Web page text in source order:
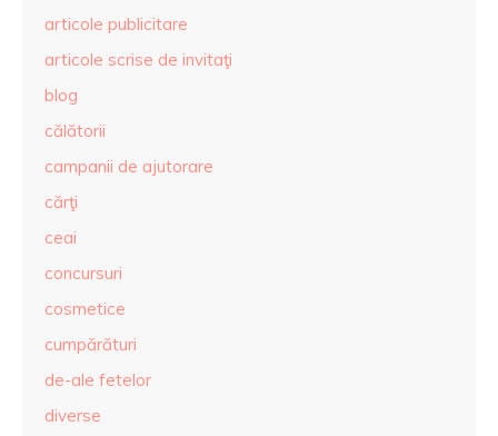
articole publicitare
articole scrise de invitaţi
blog
călătorii
campanii de ajutorare
cărţi
ceai
concursuri
cosmetice
cumpărături
de-ale fetelor
diverse